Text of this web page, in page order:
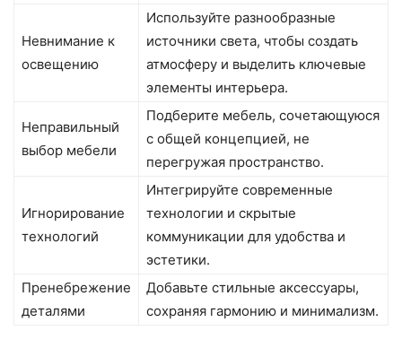
Невнимание к
освещению
Используйте разнообразные
источники света, чтобы создать
атмосферу и выделить ключевые
элементы интерьера.
Неправильный
выбор мебели
Подберите мебель, сочетающуюся
с общей концепцией, не
перегружая пространство.
Игнорирование
технологий
Интегрируйте современные
технологии и скрытые
коммуникации для удобства и
эстетики.
Пренебрежение
деталями
Добавьте стильные аксессуары,
сохраняя гармонию и минимализм.